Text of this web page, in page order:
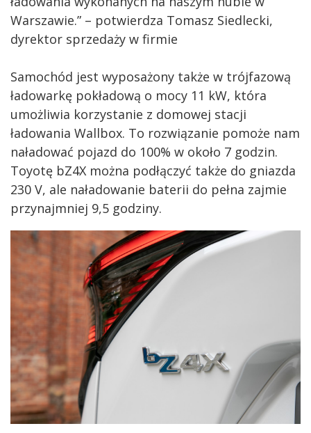
Warszawie.” – potwierdza Tomasz Siedlecki,
dyrektor sprzedaży w firmie
Samochód jest wyposażony także w trójfazową
ładowarkę pokładową o mocy 11 kW, która
umożliwia korzystanie z domowej stacji
ładowania Wallbox. To rozwiązanie pomoże nam
naładować pojazd do 100% w około 7 godzin.
Toyotę bZ4X można podłączyć także do gniazda
230 V, ale naładowanie baterii do pełna zajmie
przynajmniej 9,5 godziny.